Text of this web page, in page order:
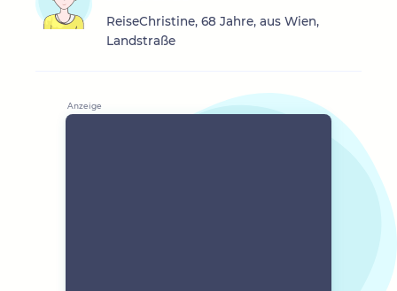
ReiseChristine, 68 Jahre, aus Wien,
Landstraße